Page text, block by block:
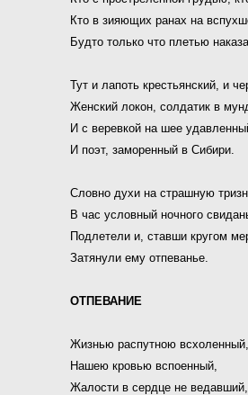
Кто в зияющих ранах на
Будто только что плетью
Тут и лапоть крестьянский, и
Женский локон, солдатик в
И с веревкой на шее
И поэт, заморенный в Сибири.
Словно духи на страшную
В час условный ночного
Подлетели и, ставши кругом
Затянули ему отпеванье.
ОТПЕВАНИЕ
Жизнью распутною всхоленный,
Нашею кровью вспоенный,
Жалости в сердце не ведавший,